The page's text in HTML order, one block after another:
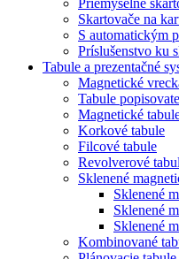
Priemyselné
Skartovače na
S automatickým
Príslušenstvo ku
Tabule a prezentačné
Magnetické
Tabule
Magnetické
Korkové tabule
Filcové tabule
Revolverové
Sklenené
Sklenené
Sklenené
Sklenené
Kombinované